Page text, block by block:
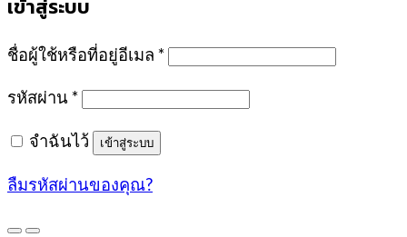
เข้าสู่ระบบ
ชื่อผู้ใช้หรือที่อยู่อีเมล *
รหัสผ่าน *
จำฉันไว้ เข้าสู่ระบบ
ลืมรหัสผ่านของคุณ?